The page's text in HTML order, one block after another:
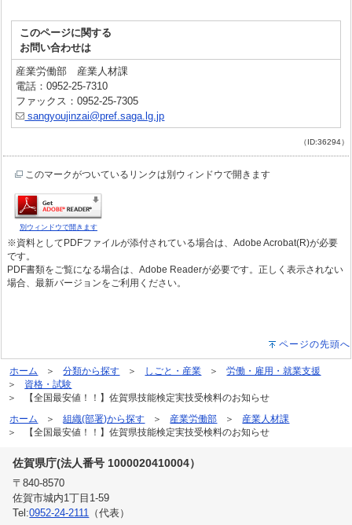
このページに関する
お問い合わせは
産業労働部 産業人材課
電話：0952-25-7310
ファックス：0952-25-7305
sangyoujinzai@pref.saga.lg.jp
（ID:36294）
このマークがついているリンクは別ウィンドウで開きます
別ウィンドウで開きます
※資料としてPDFファイルが添付されている場合は、Adobe Acrobat(R)が必要
です。
PDF書類をご覧になる場合は、Adobe Readerが必要です。正しく表示されない
場合、最新バージョンをご利用ください。
ページの先頭へ
ホーム 分類から探す しごと・産業
労働・雇用・就業支援
資格・試験
【全国最安値！！】佐賀県技能検定実技受検料のお知らせ
ホーム
組織(部署)から探す 産業労働部
産業人材課
【全国最安値！！】佐賀県技能検定実技受検料のお知らせ
佐賀県庁(法人番号 1000020410004）
〒840-8570
佐賀市城内1丁目1-59
Tel:0952-24-2111 （代表）